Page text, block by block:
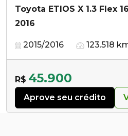
Toyota ETIOS X 1.3 Flex
2016
2015/2016 123.518
R$ 45.900
Aprove seu crédito